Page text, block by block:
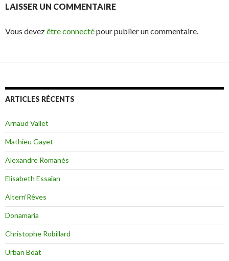
LAISSER UN COMMENTAIRE
Vous devezêtre connectépour publier un commentaire.
ARTICLES RÉCENTS
Arnaud Vallet
Mathieu Gayet
Alexandre Romanès
Elisabeth Essaïan
Altern’Rêves
Donamaria
Christophe Robillard
Urban Boat